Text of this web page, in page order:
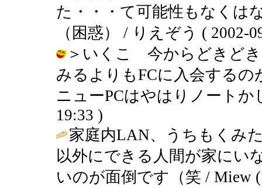
た・・・て可能性もなくは
（困惑） / りえぞう ( 2002-
＞いくこ 今からどきど
みるよりもFCに入会する
ニューPCはやはりノートか
19:33 )
家庭内LAN、うちもくみ
以外にできる人間が家にい
いのが面倒です（笑 / Miew (